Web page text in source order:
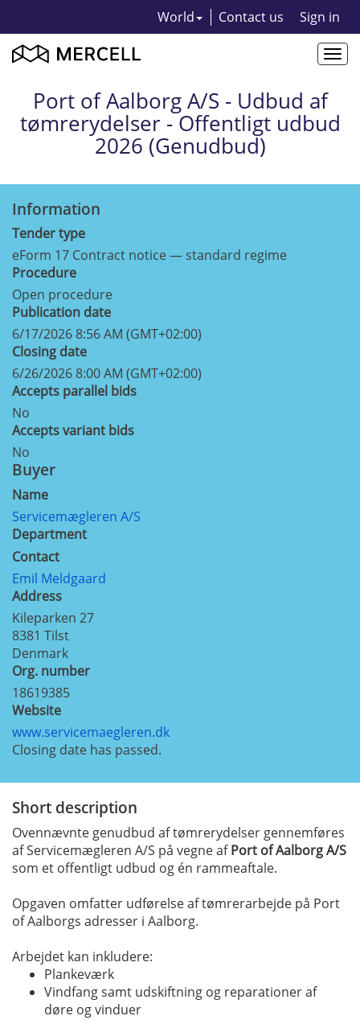
World Contact us Sign in
Port of Aalborg A/S - Udbud af
tømrerydelser - Offentligt udbud
2026 (Genudbud)
Information
Tender type
eForm 17 Contract notice — standard regime
Procedure
Open procedure
Publication date
6/17/2026 8:56 AM (GMT+02:00)
Closing date
6/26/2026 8:00 AM (GMT+02:00)
Accepts parallel bids
No
Accepts variant bids
No
Buyer
Name
Servicemægleren A/S
Department
Contact
Emil Meldgaard
Address
Kileparken 27
8381 Tilst
Denmark
Org. number
18619385
Website
www.servicemaegleren.dk
Closing date has passed.
Short description
Ovennævnte genudbud af tømrerydelser gennemføres
af Servicemægleren A/S på vegne afPort of Aalborg A/S
som et offentligt udbud og én rammeaftale.
Opgaven omfatter udførelse af tømrerarbejde på Port
of Aalborgs adresser i Aalborg.
Arbejdet kan inkludere:
Plankeværk
Vindfang samt udskiftning og reparationer af
døre og vinduer